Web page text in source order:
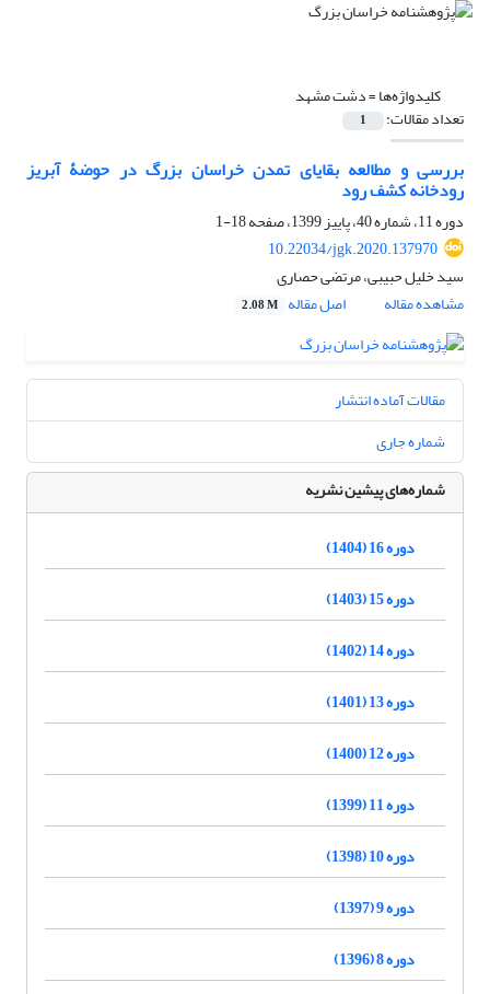
کلیدواژه‌ها =دشت ‌مشهد
تعداد مقالات: 1
بررسی و مطالعه بقایای تمدن خراسان بزرگ در حوضۀ آبریز
رودخانه کشف رود
دوره 11، شماره 40، پاییز 1399، صفحه
18-1
10.22034/jgk.2020.137970
سید خلیل حبیبی، مرتضی حصاری
مشاهده مقاله
اصل مقاله 2.08 M
مقالات آماده انتشار
شماره جاری
شماره‌های پیشین نشریه
دوره 16 (1404)
دوره 15 (1403)
دوره 14 (1402)
دوره 13 (1401)
دوره 12 (1400)
دوره 11 (1399)
دوره 10 (1398)
دوره 9 (1397)
دوره 8 (1396)